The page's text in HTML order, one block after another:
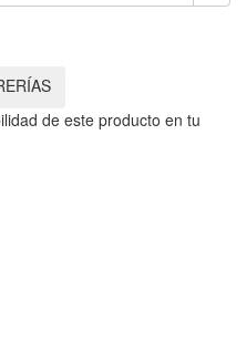
de este producto en tu